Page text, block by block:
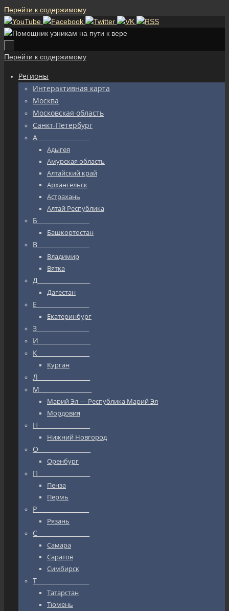
Перейти к содержимому
Перейти к содержимому
Регионы
Интерактивная карта
Москва
Московская область
Санкт-Петербург
А_________________
Адыгея
Амурская область
Алтайский край
Архангельск
Астрахань
Алтай Республика
Б_________________
Башкортостан
В_________________
Владимир
Вятка
Д_________________
Дагестан
Е_________________
Екатеринбург
З_________________
И_________________
К_________________
Курган
Л_________________
М_________________
Марий Эл — Республика Марий Эл
Мордовия
Н_________________
Нижний Новгород
О_________________
Оренбург
П_________________
Пенза
Пермь
Р_________________
Рязань
С_________________
Самара
Саратов
Симбирск
Т_________________
Татарстан
Тюмень